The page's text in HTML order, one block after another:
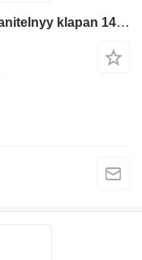
Iný náhradný diel motora Predohranitelnyy klapan 14552098 na rýpadla Volvo EC290B